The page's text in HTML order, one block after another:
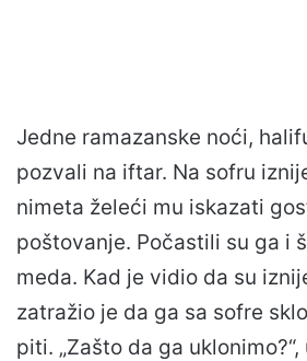
Jedne ramazanske noći,
pozvali na iftar. Na sofru
nimeta želeći mu iskazati
poštovanje. Počastili su ga i
meda. Kad je vidio da su
zatražio je da ga sa sofre
piti. „Zašto da ga